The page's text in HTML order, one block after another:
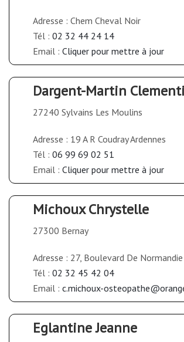
Adresse : Chem Cheval Noir
Tél : 02 32 44 24 14
Email : Cliquer pour mettre à jour
Dargent-Martin
27240 Sylvains Les Moulins
Adresse : 19 A R Coudray Ardennes
Tél : 06 99 69 02 51
Email : Cliquer pour mettre à jour
Michoux Chrystelle
27300 Bernay
Adresse : 27, Boulevard De Normandie
Tél : 02 32 45 42 04
Email : c.michoux-
Eglantine Jeanne